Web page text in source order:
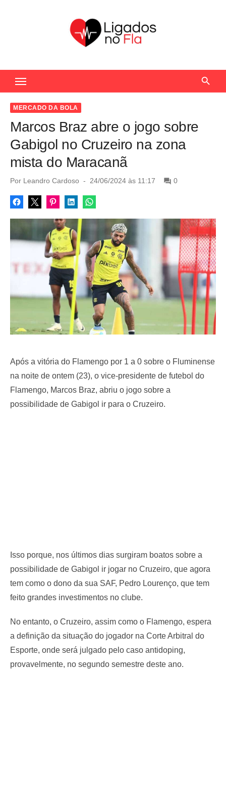
c
MERCADO DA BOLA
Marcos Braz abre o jogo sobre
Gabigol no Cruzeiro na zona
mista do Maracanã
Por Leandro Cardoso
P
s
t
n
24/06/2024 às 11:17 0
Após a vitória do Flamengo por 1 a 0 sobre o Fluminense
na noite de ontem (23), o vice-presidente de futebol do
Flamengo, Marcos Braz, abriu o jogo sobre a
possibilidade de Gabigol ir para o Cruzeiro.
Isso porque, nos últimos dias surgiram boatos sobre a
possibilidade de Gabigol ir jogar no Cruzeiro, que agora
tem como o dono da sua SAF, Pedro Lourenço, que tem
feito grandes investimentos no clube.
No entanto, o Cruzeiro, assim como o Flamengo, espera
a definição da situação do jogador na Corte Arbitral do
Esporte, onde será julgado pelo caso antidoping,
provavelmente, no segundo semestre deste ano.